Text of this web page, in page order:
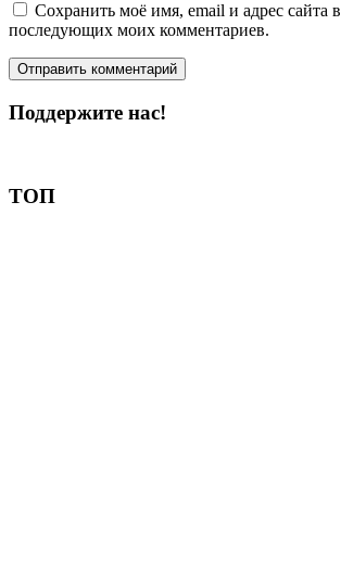
Сохранить моё имя, email и адрес сайта
последующих моих комментариев.
Поддержите нас!
ТОП